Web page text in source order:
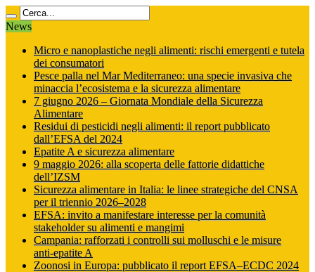
News
Micro e nanoplastiche negli alimenti: rischi emergenti e tutela
dei consumatori
Pesce palla nel Mar Mediterraneo: una specie invasiva che
minaccia l’ecosistema e la sicurezza alimentare
7 giugno 2026 – Giornata Mondiale della Sicurezza
Alimentare
Residui di pesticidi negli alimenti: il report pubblicato
dall’EFSA del 2024
Epatite A e sicurezza alimentare
9 maggio 2026: alla scoperta delle fattorie didattiche
dell’IZSM
Sicurezza alimentare in Italia: le linee strategiche del CNSA
per il triennio 2026–2028
EFSA: invito a manifestare interesse per la comunità
stakeholder su alimenti e mangimi
Campania: rafforzati i controlli sui molluschi e le misure
anti‑epatite A
Zoonosi in Europa: pubblicato il report EFSA–ECDC 2024